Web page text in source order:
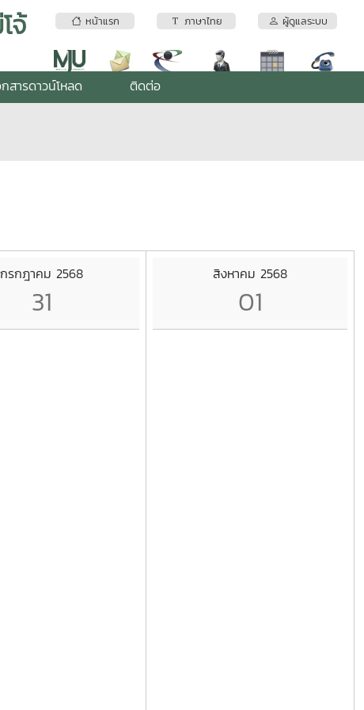
หน้าแรก ภาษาไทย ผู้ดูแลระบบ
จ้
กสารดาวน์โหลด ติดต่อ
กรกฎาคม 2568
31
สิงหาคม 2568
01